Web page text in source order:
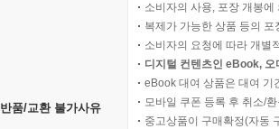
반품/교환 불가사유
소비자의 사용, 포장 개봉
복제가 가능한 상품 등의
소비자의 요청에 따라 개별
디지털 컨텐츠인 eBook,
eBook 대여 상품은 대여 기
모바일 쿠폰 등록 후 취소/
중고상품이 구매확정(자동